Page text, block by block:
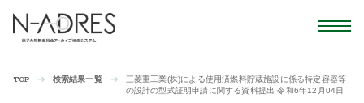
TOP 検索結果一覧
三菱重工業(株)による使用済燃料貯蔵施設に係る特定容器等
の設計の型式証明申請に関する資料提出 令和6年12月04日